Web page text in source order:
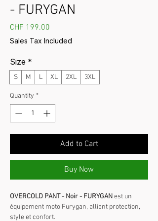
- FURYGAN
CHF 199.00
Sales Tax Included
Size *
S M L XL 2XL 3XL
Quantity *
Add to Cart
Buy Now
OVERCOLD PANT - Noir - FURYGANest un
équipement moto Furygan, alliant protection,
style et confort.